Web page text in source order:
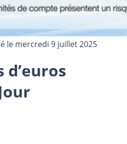
le mercredi 9 juillet 2025